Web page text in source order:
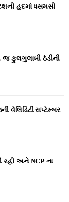
હદમાં ધસમસી
ફુલગુલાબી ઠંડીની
વેલિડિટી સપ્ટેમ્બર
રહી અને NCP ના